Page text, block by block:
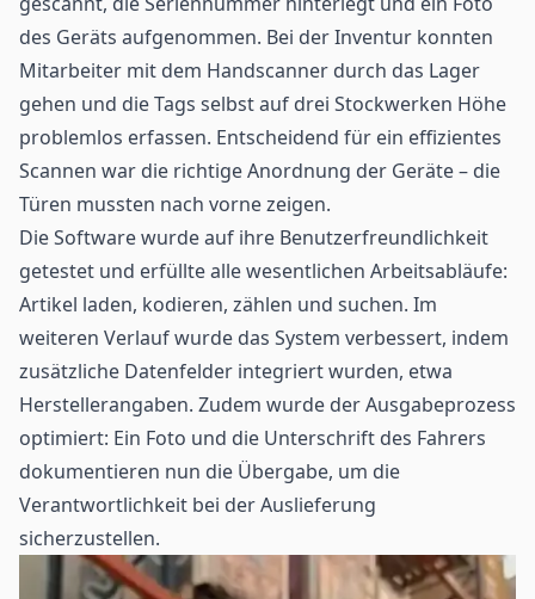
des Geräts aufgenommen. Bei der Inventur konnten
Mitarbeiter mit dem Handscanner durch das Lager
gehen und die Tags selbst auf drei Stockwerken Höhe
problemlos erfassen. Entscheidend für ein effizientes
Scannen war die richtige Anordnung der Geräte – die
Türen mussten nach vorne zeigen.
Die Software wurde auf ihre Benutzerfreundlichkeit
getestet und erfüllte alle wesentlichen Arbeitsabläufe:
Artikel laden, kodieren, zählen und suchen. Im
weiteren Verlauf wurde das System verbessert, indem
zusätzliche Datenfelder integriert wurden, etwa
Herstellerangaben. Zudem wurde der Ausgabeprozess
optimiert: Ein Foto und die Unterschrift des Fahrers
dokumentieren nun die Übergabe, um die
Verantwortlichkeit bei der Auslieferung
sicherzustellen.